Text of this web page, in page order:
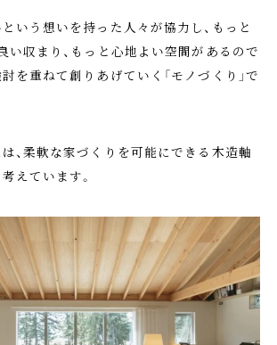
いう想いを持った人々が協力し、もっと
い収まり、もっと心地よい空間があるので
を重ねて創りあげていく「モノづくり」で
、柔軟な家づくりを可能にできる木造軸
えています。